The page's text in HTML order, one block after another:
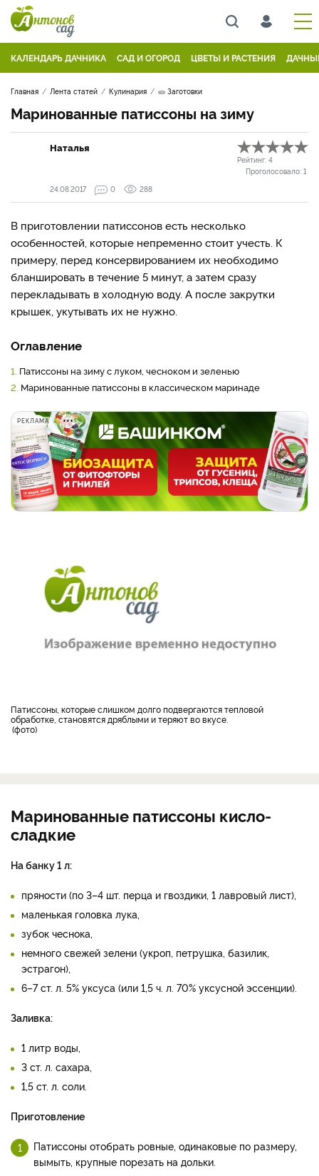
КАЛЕНДАРЬ ДАЧНИКА САД И ОГОРОД ЦВЕТЫ И РАСТЕНИЯ
Главная Лента статей Кулинария 🥒 Заготовки
Маринованные патиссоны на зиму
Наталья
Рейтинг: 4
Проголосовало: 1
24.08.2017
0 288
В приготовлении патиссонов есть несколько
особенностей, которые непременно стоит учесть. К
примеру, перед консервированием их необходимо
бланшировать в течение 5 минут, а затем сразу
перекладывать в холодную воду. А после закрутки
крышек, укутывать их не нужно.
Оглавление
1. Патиссоны на зиму с луком, чесноком и зеленью
2. Маринованные патиссоны в классическом маринаде
РЕКЛАМА
Патиссоны, которые слишком долго подвергаются тепловой
обработке, становятся дряблыми и теряют во вкусе.
фото
Маринованные патиссоны кисло-
сладкие
На банку 1 л:
пряности (по 3–4 шт. перца и гвоздики, 1 лавровый лист),
маленькая головка лука,
зубок чеснока,
немного свежей зелени (укроп, петрушка, базилик,
эстрагон),
6–7 ст. л. 5% уксуса (или 1,5 ч. л. 70% уксусной эссенции).
Заливка:
1 литр воды,
3 ст. л. сахара,
1,5 ст. л. соли.
Приготовление
Патиссоны отобрать ровные, одинаковые по размеру,
вымыть, крупные порезать на дольки.